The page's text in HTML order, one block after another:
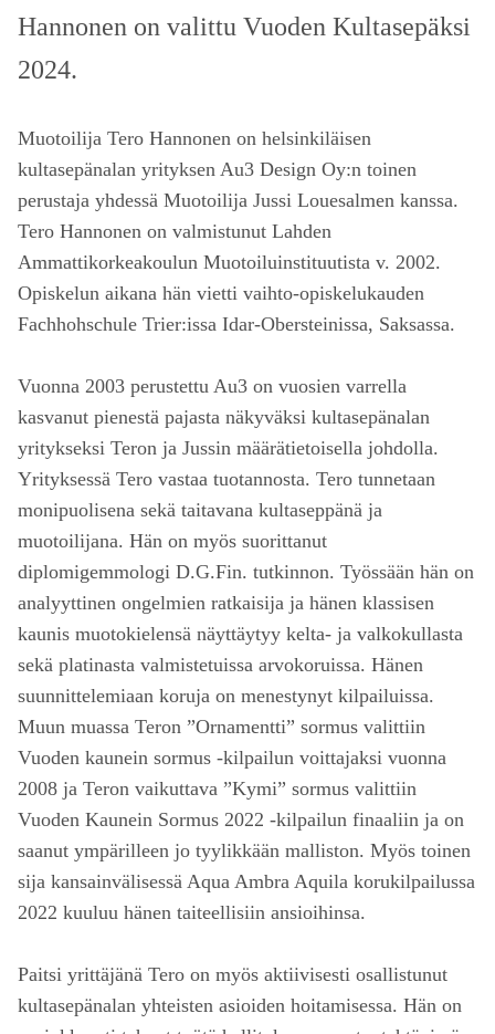
Hannonen on valittu Vuoden Kultasepäksi
2024.
Muotoilija Tero Hannonen on helsinkiläisen
kultasepänalan yrityksen Au3 Design Oy:n toinen
perustaja yhdessä Muotoilija Jussi Louesalmen kanssa.
Tero Hannonen on valmistunut Lahden
Ammattikorkeakoulun Muotoiluinstituutista v. 2002.
Opiskelun aikana hän vietti vaihto-opiskelukauden
Fachhohschule Trier:issa Idar-Obersteinissa, Saksassa.
Vuonna 2003 perustettu Au3 on vuosien varrella
kasvanut pienestä pajasta näkyväksi kultasepänalan
yritykseksi Teron ja Jussin määrätietoisella johdolla.
Yrityksessä Tero vastaa tuotannosta. Tero tunnetaan
monipuolisena sekä taitavana kultaseppänä ja
muotoilijana. Hän on myös suorittanut
diplomigemmologi D.G.Fin. tutkinnon. Työssään hän on
analyyttinen ongelmien ratkaisija ja hänen klassisen
kaunis muotokielensä näyttäytyy kelta- ja valkokullasta
sekä platinasta valmistetuissa arvokoruissa. Hänen
suunnittelemiaan koruja on menestynyt kilpailuissa.
Muun muassa Teron ”Ornamentti” sormus valittiin
Vuoden kaunein sormus -kilpailun voittajaksi vuonna
2008 ja Teron vaikuttava ”Kymi” sormus valittiin
Vuoden Kaunein Sormus 2022 -kilpailun finaaliin ja on
saanut ympärilleen jo tyylikkään malliston. Myös toinen
sija kansainvälisessä Aqua Ambra Aquila korukilpailussa
2022 kuuluu hänen taiteellisiin ansioihinsa.
Paitsi yrittäjänä Tero on myös aktiivisesti osallistunut
kultasepänalan yhteisten asioiden hoitamisessa. Hän on